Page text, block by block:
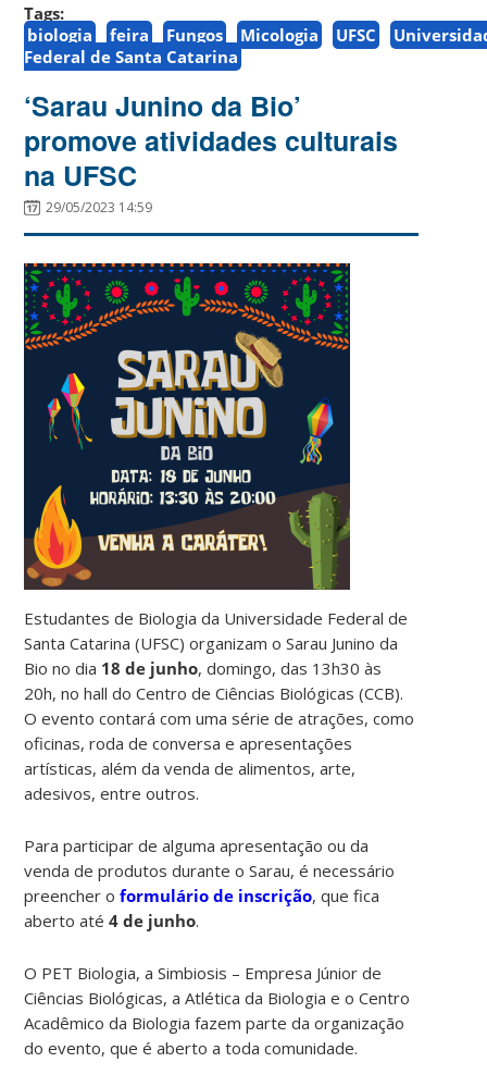
Tags:
biologia
feira Fungos Micologia UFSC
Federal de Santa Catarina
‘Sarau Junino da Bio’
promove atividades culturais
na UFSC
29/05/2023 14:59
Estudantes de Biologia da Universidade Federal de
Santa Catarina (UFSC) organizam o Sarau Junino da
Bio no dia 18 de junho, domingo, das 13h30 às
20h, no hall do Centro de Ciências Biológicas (CCB).
O evento contará com uma série de atrações, como
oficinas, roda de conversa e apresentações
artísticas, além da venda de alimentos, arte,
adesivos, entre outros.
Para participar de alguma apresentação ou da
venda de produtos durante o Sarau, é necessário
preencher oformulário de inscrição, que fica
aberto até4 de junho.
O PET Biologia, a Simbiosis – Empresa Júnior de
Ciências Biológicas, a Atlética da Biologia e o Centro
Acadêmico da Biologia fazem parte da organização
do evento, que é aberto a toda comunidade.